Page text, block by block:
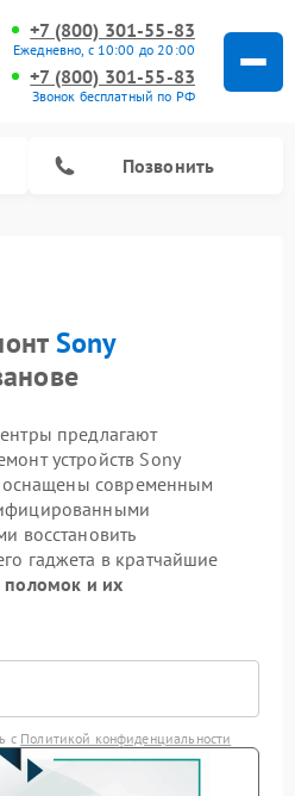
+7 (800) 301-55-83
Ежедневно, с 10:00 до 20:00
+7 (800) 301-55-83
Звонок бесплатный по РФ
Позвонить
Sony
предлагают
устройств Sony
современным
восстановить
гаджета в кратчайшие
и их
с Политикой конфиденциальности